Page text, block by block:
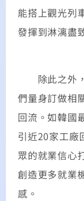
能搭上觀光列
發揮到淋漓盡
除此之外，
們量身訂做相
回流。如韓國
引近20家工廠
眾的就業信心
創造更多就業
感。